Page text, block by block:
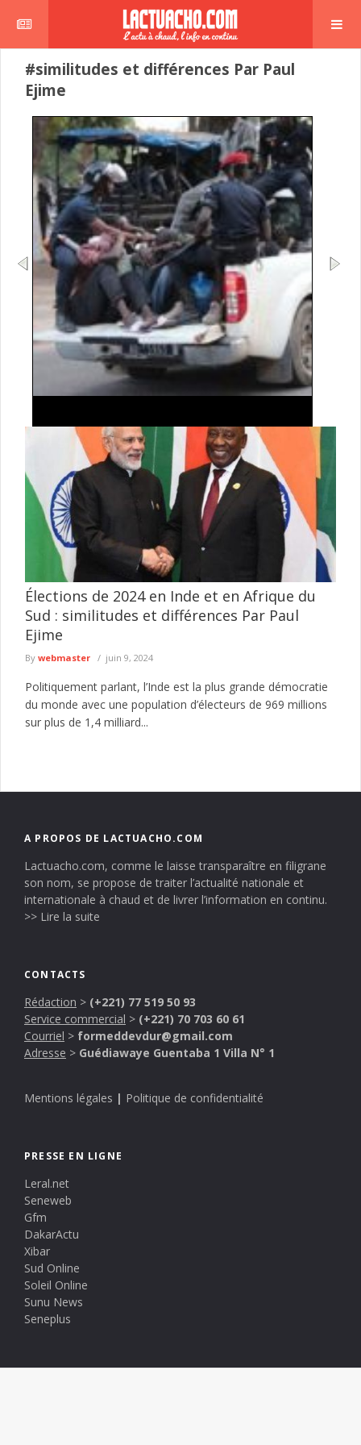
#similitudes et différences Par Paul
Ejime
ciblées
de la Médina a mené, le 4
sécurisation dans plusieurs
l'exploitation minière
La Gendarmerie nationale poursuit ses
contre l'exploitation illégale des
du Sénégal. Dans le ...
lire plus
Élections de 2024 en Inde et en Afrique du
Sud : similitudes et différences Par Paul
Ejime
By webmaster juin 9, 2024
Politiquement parlant, l’Inde est la plus grande démocratie
du monde avec une population d’électeurs de 969 millions
sur plus de 1,4 milliard...
A PROPOS DE LACTUACHO.COM
Lactuacho.com, comme le laisse transparaître en filigrane
son nom, se propose de traiter l’actualité nationale et
internationale à chaud et de livrer l’information en continu.
>> Lire la suite
CONTACTS
Rédaction > (+221) 77 519 50 93
Service commercial > (+221) 70 703 60 61
Courriel > formeddevdur@gmail.com
Adresse > Guédiawaye Guentaba 1 Villa N° 1
Mentions légales | Politique de confidentialité
PRESSE EN LIGNE
Leral.net
Seneweb
Gfm
DakarActu
Xibar
Sud Online
Soleil Online
Sunu News
Seneplus